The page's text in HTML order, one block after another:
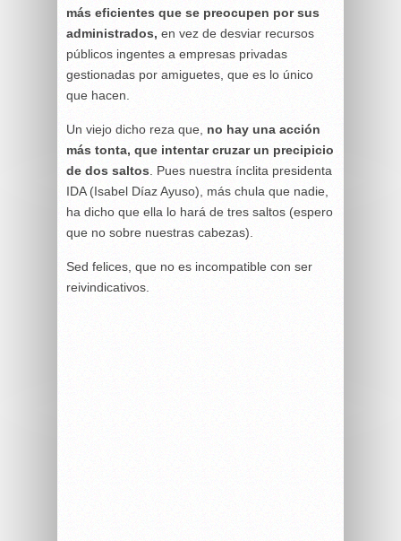
más eficientes que se preocupen por sus
administrados, en vez de desviar recursos
públicos ingentes a empresas privadas
gestionadas por amiguetes, que es lo único
que hacen.
Un viejo dicho reza que, no hay una acción
más tonta, que intentar cruzar un precipicio
de dos saltos . Pues nuestra ínclita presidenta
IDA (Isabel Díaz Ayuso), más chula que nadie,
ha dicho que ella lo hará de tres saltos (espero
que no sobre nuestras cabezas).
Sed felices, que no es incompatible con ser
reivindicativos.